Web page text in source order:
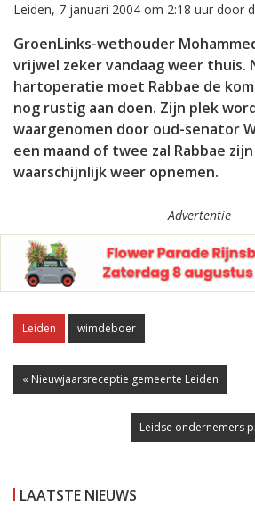
Vorig uur
Inklappen
Leiden, 7 januari 2004 om 2:18 uur door
GroenLinks-wethouder
vrijwel zeker vandaag weer thuis.
hartoperatie moet Rabbae de
nog rustig aan doen. Zijn plek
waargenomen door oud-senator
een maand of twee zal Rabbae
waarschijnlijk weer opnemen.
Advertentie
Leiden wimdeboer
« Nieuwjaarsreceptie gemeente Leiden
Leidse ondernemers
LAATSTE NIEUWS